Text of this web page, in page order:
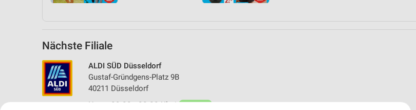
Nächste Filiale
ALDI SÜD Düsseldorf
Gustaf-Gründgens-Platz 9B
40211 Düsseldorf
Heute 09:00 - 20:00 Uhr | Geöffnet